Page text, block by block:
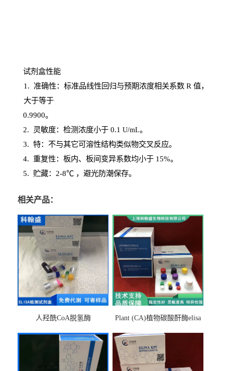
试剂盒性能
1 . 准确性：标准品线性回归与预期浓度相关系数 R 值，
大于等于
0.9900。
2. 灵敏度：检测浓度小于0.1 U/mL。
3. 特：不与其它可溶性结构类似物交叉反应。
4. 重复性：板内、板间变异系数均小于15%。
5. 贮藏：2-8℃ ，避光防潮保存。
相关产品：
人羟酰CoA脱氢酶
Plant (CA)植物碳酸酐酶elisa